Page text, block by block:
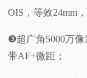
OIS，等效24mm，
❸超广角5000万像
带AF+微距；